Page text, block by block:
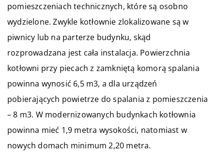
pomieszczeniach technicznych, które są osobno
wydzielone. Zwykle kotłownie zlokalizowane są w
piwnicy lub na parterze budynku, skąd
rozprowadzana jest cała instalacja. Powierzchnia
kotłowni przy piecach z zamkniętą komorą spalania
powinna wynosić 6,5 m3, a dla urządzeń
pobierających powietrze do spalania z pomieszczenia
– 8 m3. W modernizowanych budynkach kotłownia
powinna mieć 1,9 metra wysokości, natomiast w
nowych domach minimum 2,20 metra.